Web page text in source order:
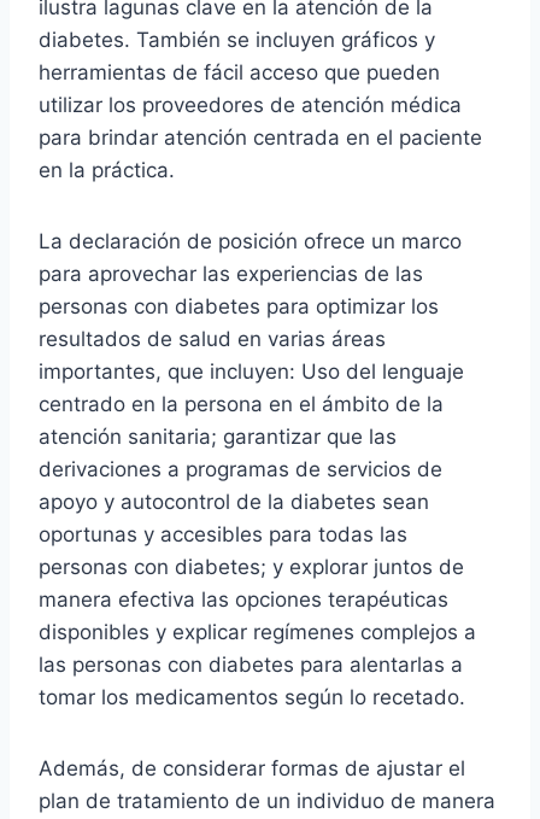
ilustra lagunas clave en la atención de la
diabetes. También se incluyen gráficos y
herramientas de fácil acceso que pueden
utilizar los proveedores de atención médica
para brindar atención centrada en el paciente
en la práctica.
La declaración de posición ofrece un marco
para aprovechar las experiencias de las
personas con diabetes para optimizar los
resultados de salud en varias áreas
importantes, que incluyen: Uso del lenguaje
centrado en la persona en el ámbito de la
atención sanitaria; garantizar que las
derivaciones a programas de servicios de
apoyo y autocontrol de la diabetes sean
oportunas y accesibles para todas las
personas con diabetes; y explorar juntos de
manera efectiva las opciones terapéuticas
disponibles y explicar regímenes complejos a
las personas con diabetes para alentarlas a
tomar los medicamentos según lo recetado.
Además, de considerar formas de ajustar el
plan de tratamiento de un individuo de manera